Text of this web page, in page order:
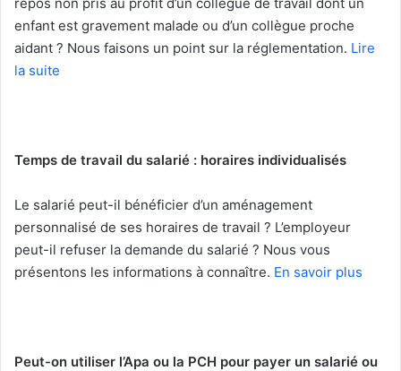
enfant est gravement malade ou d’un collègue proche
aidant ? Nous faisons un point sur la réglementation. Lire
la suite
Temps de travail du salarié : horaires individualisés
Le salarié peut-il bénéficier d’un aménagement
personnalisé de ses horaires de travail ? L’employeur
peut-il refuser la demande du salarié ? Nous vous
présentons les informations à connaître. En savoir plus
Peut-on utiliser l’Apa ou la PCH pour payer un salarié ou